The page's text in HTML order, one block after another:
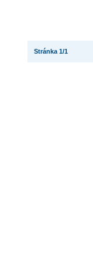
Stránka 1/1